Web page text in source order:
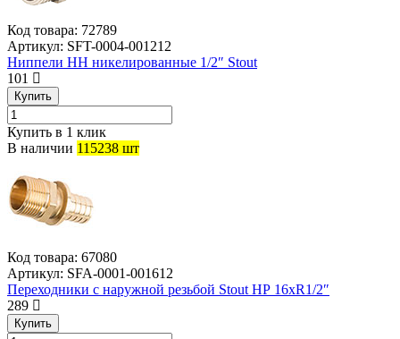
Код товара: 72789
Артикул: SFT-0004-001212
Ниппели НН никелированные 1/2″ Stout
101
Купить
Купить в 1 клик
В наличии 115238 шт
Код товара: 67080
Артикул: SFA-0001-001612
Переходники с наружной резьбой Stout НР 16хR1/2″
289
Купить